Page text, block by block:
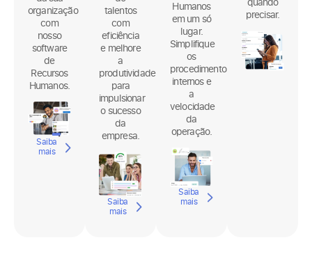
a cultura
da sua
organização
com
nosso
software
de
Recursos
Humanos.
desenvolvimento
de
talentos
com
eficiência
e melhore
a
produtividade
para
impulsionar
o sucesso
da
empresa.
Recursos
Humanos
em um só
lugar.
Simplifique
os
procedimentos
internos e
a
velocidade
da
operação.
onde e
quando
precisar.